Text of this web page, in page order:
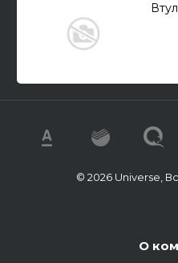
© 2026 Universe,
О